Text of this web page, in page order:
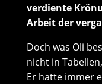
verdiente
Arbeit der
Doch was Oli
nicht in
Er hatte immer